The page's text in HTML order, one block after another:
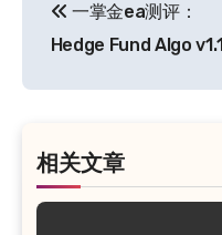
章
导
一掌金ea测评：
Hedge Fund Algo v1.1
相关文章